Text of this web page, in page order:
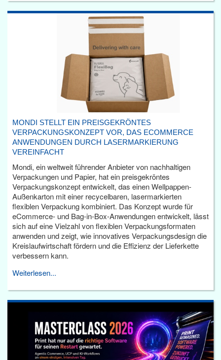
MONDI STELLT EIN PREISGEKRÖNTES
VERPACKUNGSKONZEPT VOR, DAS ECOMMERCE
ANWENDUNGEN DURCH LASERMARKIERUNG
VEREINFACHT
Mondi, ein weltweit führender Anbieter von nachhaltigen
Verpackungen und Papier, hat ein preisgekröntes
Verpackungskonzept entwickelt, das einen Wellpappen-
Außenkarton mit einer recycelbaren, lasermarkierten
flexiblen Verpackung kombiniert. Das Konzept wurde für
eCommerce- und Bag-in-Box-Anwendungen entwickelt, lässt
sich auf eine Vielzahl von flexiblen Verpackungsformaten
anwenden und zeigt, wie innovatives Verpackungsdesign die
Kreislaufwirtschaft fördern und die Effizienz der Lieferkette
verbessern kann.
Weiterlesen...